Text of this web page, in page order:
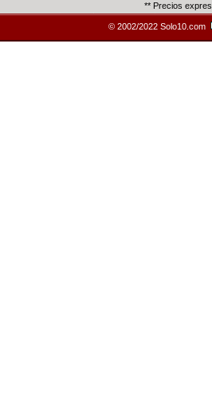
** Precios
© 2002/2022 Solo10.com